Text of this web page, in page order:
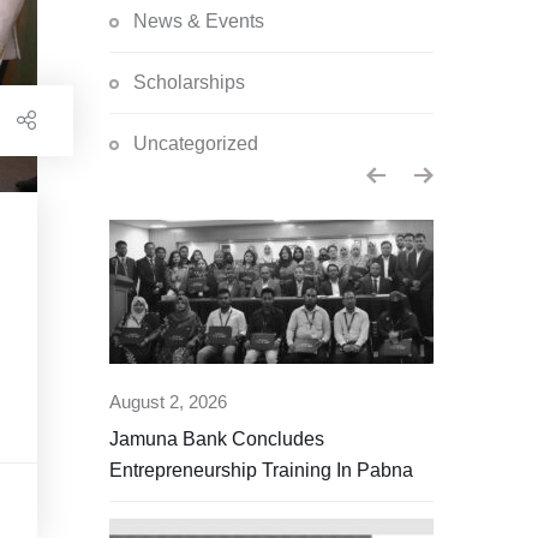
News & Events
Scholarships
Uncategorized
August 2, 2026
Jamuna Bank Concludes
Entrepreneurship Training In Pabna